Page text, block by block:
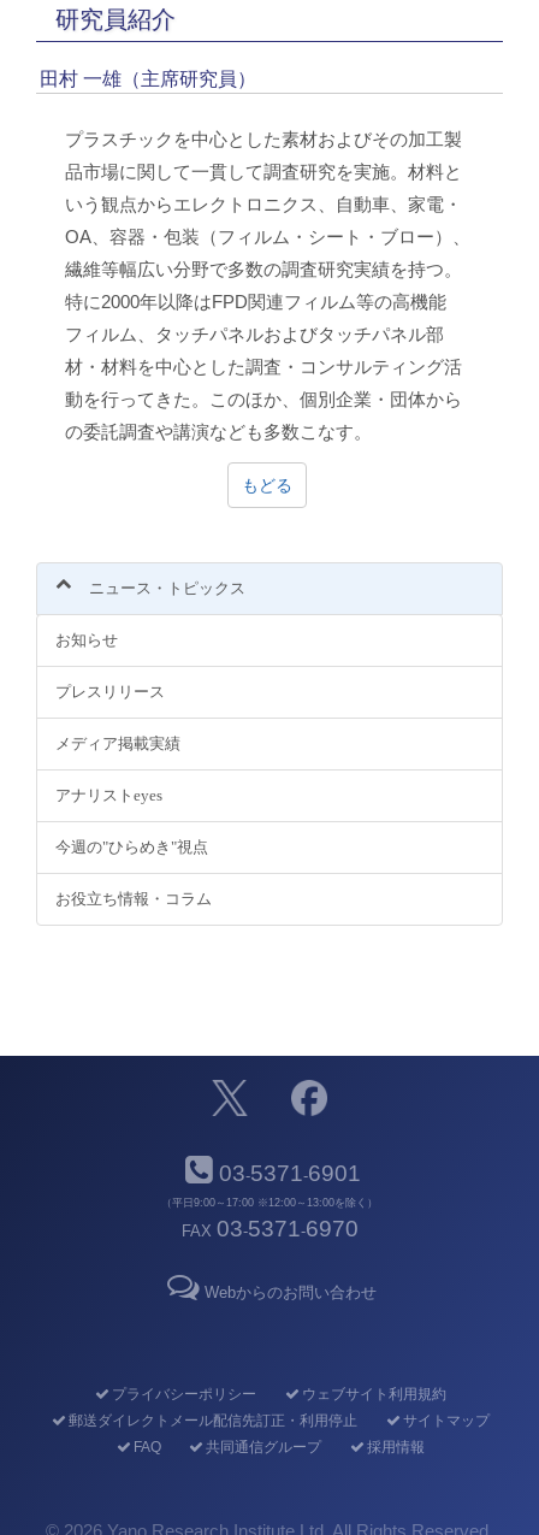
研究員紹介
田村 一雄（主席研究員）
プラスチックを中心とした素材およびその加工製
品市場に関して一貫して調査研究を実施。材料と
いう観点からエレクトロニクス、自動車、家電・
OA、容器・包装（フィルム・シート・ブロー）、
繊維等幅広い分野で多数の調査研究実績を持つ。
特に2000年以降はFPD関連フィルム等の高機能
フィルム、タッチパネルおよびタッチパネル部
材・材料を中心とした調査・コンサルティング活
動を行ってきた。このほか、個別企業・団体から
の委託調査や講演なども多数こなす。
もどる
ニュース・トピックス
お知らせ
プレスリリース
メディア掲載実績
アナリストeyes
今週の"ひらめき"視点
お役立ち情報・コラム
03-5371-6901
（平日9:00～17:00 ※12:00～13:00を除く）
FAX 03-5371-6970
Webからのお問い合わせ
プライバシーポリシー
ウェブサイト利用規約
郵送ダイレクトメール配信先訂正・利用停止
サイトマップ
FAQ
共同通信グループ 採用情報
© 2026 Yano Research Institute Ltd. All Rights Reserved.